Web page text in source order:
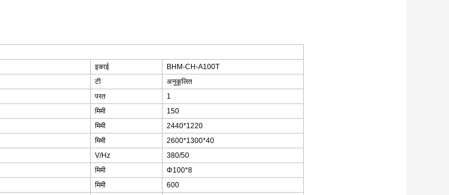
इकाई
BHM-CH-A100T
टी
अनुकूलित
परत
1
मिमी
150
मिमी
2440*1220
मिमी
2600*1300*40
V/Hz
380/50
मिमी
Φ100*8
मिमी
600